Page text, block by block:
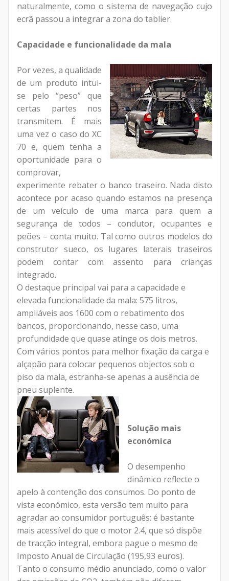
naturalmente, como o sistema de navegação cujo
ecrã passou a integrar a zona do tablier.
Capacidade e funcionalidade da mala
Por vezes, a qualidade
de um produto intui-
se pelo “peso” que
certas partes nos
transmitem. É mais
uma vez o caso do XC
70 e, quem tenha a
oportunidade para o
comprovar,
experimente rebater o banco traseiro. Nada disto
acontece por acaso quando estamos na presença
de um veículo de uma marca para quem a
segurança de todos – condutor, ocupantes e
peões – conta muito. Tal como outros modelos do
construtor sueco, os lugares laterais traseiros
podem contar com assento para crianças
integrado.
O destaque principal vai para a capacidade e
elevada funcionalidade da mala: 575 litros,
ampliáveis aos 1600 com o rebatimento dos
bancos, proporcionando, nesse caso, uma
profundidade que quase atinge os dois metros.
Com vários pontos para melhor fixação da carga e
alçapão para colocar pequenos objectos sob o
piso da mala, estranha-se apenas a ausência de
pneu suplente.
Solução mais
económica
O desempenho
dinâmico reflecte o
apelo à contenção dos consumos. Do ponto de
vista económico, esta versão tem muito para
agradar ao consumidor português: é bastante
mais acessível do que o motor 2.4, que só dispõe
de tracção integral, embora pague o mesmo de
Imposto Anual de Circulação (195,93 euros).
Tanto o consumo médio anunciado, como o valor